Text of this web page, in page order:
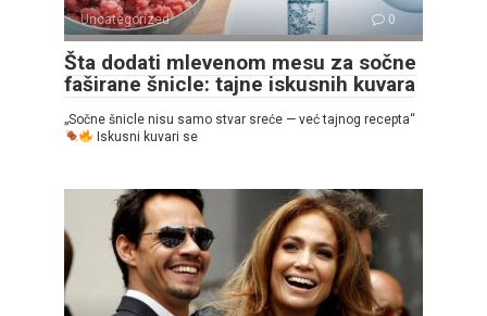
Uncategorized 0
Šta dodati mlevenom mesu za sočne
faširane šnicle: tajne iskusnih kuvara
„Sočne šnicle nisu samo stvar sreće — već tajnog recepta“
Iskusni kuvari se